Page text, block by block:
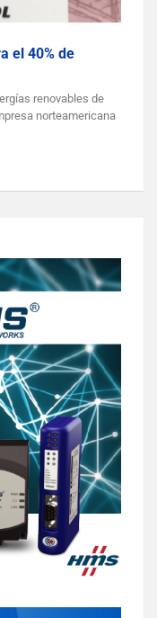
el 40% de
renovables de
norteamericana